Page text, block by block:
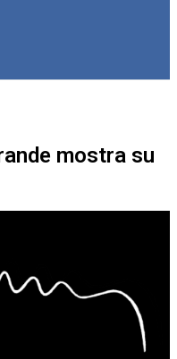
mostra su